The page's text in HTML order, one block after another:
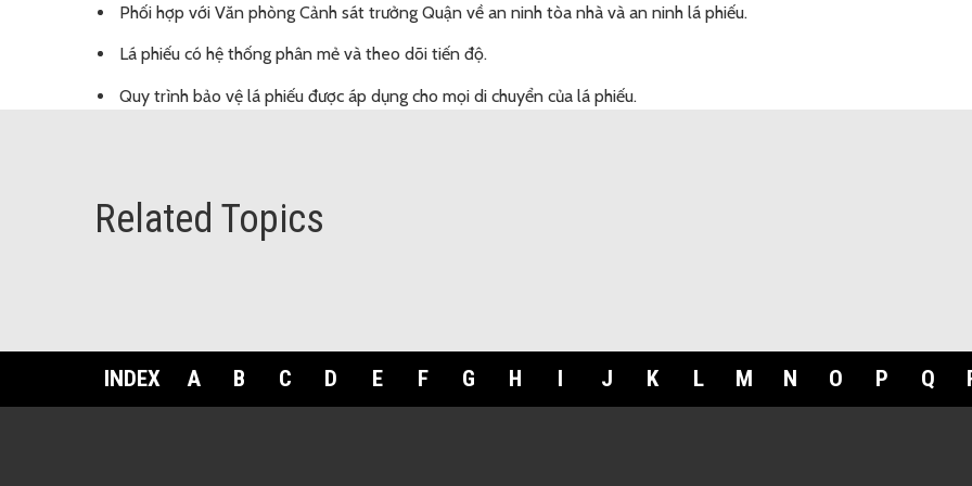
Phối hợp với Văn phòng Cảnh sát trưởng Quận về an ninh tòa nhà và an ninh lá phiếu.
Lá phiếu có hệ thống phân mẻ và theo dõi tiến độ.
Quy trình bảo vệ lá phiếu được áp dụng cho mọi di chuyển của lá phiếu.
Related Topics
INDEX A B C D E F G H I J K L M N O P Q